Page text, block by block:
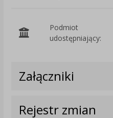
Podmiot
udostępniający:
Załączniki
Rejestr zmian